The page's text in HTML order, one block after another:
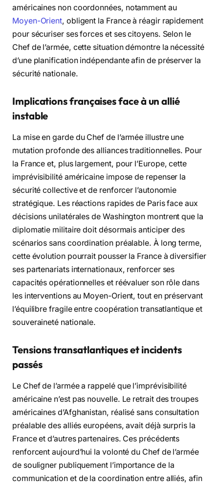
américaines non coordonnées, notamment au
Moyen-Orient, obligent la France à réagir rapidement
pour sécuriser ses forces et ses citoyens. Selon le
Chef de l’armée, cette situation démontre la nécessité
d’une planification indépendante afin de préserver la
sécurité nationale.
Implications françaises face à un allié
instable
La mise en garde du Chef de l’armée illustre une
mutation profonde des alliances traditionnelles. Pour
la France et, plus largement, pour l’Europe, cette
imprévisibilité américaine impose de repenser la
sécurité collective et de renforcer l’autonomie
stratégique. Les réactions rapides de Paris face aux
décisions unilatérales de Washington montrent que la
diplomatie militaire doit désormais anticiper des
scénarios sans coordination préalable. À long terme,
cette évolution pourrait pousser la France à diversifier
ses partenariats internationaux, renforcer ses
capacités opérationnelles et réévaluer son rôle dans
les interventions au Moyen-Orient, tout en préservant
l’équilibre fragile entre coopération transatlantique et
souveraineté nationale.
Tensions transatlantiques et incidents
passés
Le Chef de l’armée a rappelé que l’imprévisibilité
américaine n’est pas nouvelle. Le retrait des troupes
américaines d’Afghanistan, réalisé sans consultation
préalable des alliés européens, avait déjà surpris la
France et d’autres partenaires. Ces précédents
renforcent aujourd’hui la volonté du Chef de l’armée
de souligner publiquement l’importance de la
communication et de la coordination entre alliés, afin